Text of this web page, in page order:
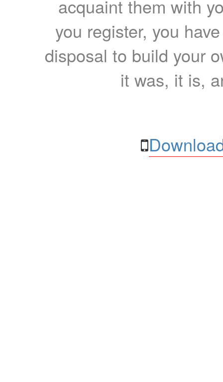
acquaint them with
you register, you
disposal to build your
it was, it is,